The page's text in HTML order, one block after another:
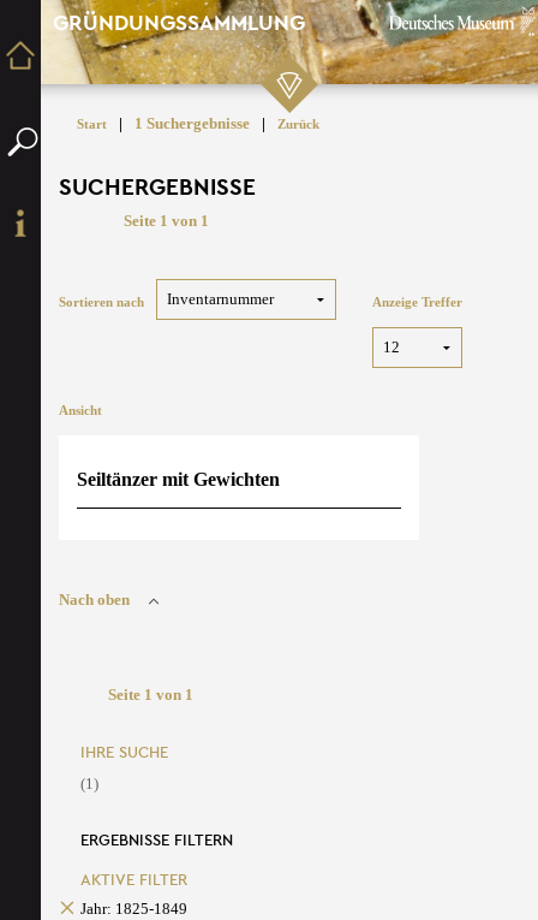
GRÜNDUNGSSAMMLUNG
Start | 1 Suchergebnisse | Zurück
SUCHERGEBNISSE
Seite 1 von 1
Sortieren nach Anzeige Treffer
Ansicht
Seiltänzer mit Gewichten
Nach oben
Seite 1 von 1
IHRE SUCHE
(1)
ERGEBNISSE FILTERN
AKTIVE FILTER
Jahr: 1825-1849